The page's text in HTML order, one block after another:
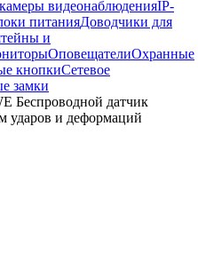
видеонаблюденияIP-
питанияДоводчики для
и
ОповещателиОхранные
кнопкиСетевое
замки
Беспроводной датчик
ударов и деформаций